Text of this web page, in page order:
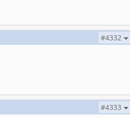
#4332
#4333